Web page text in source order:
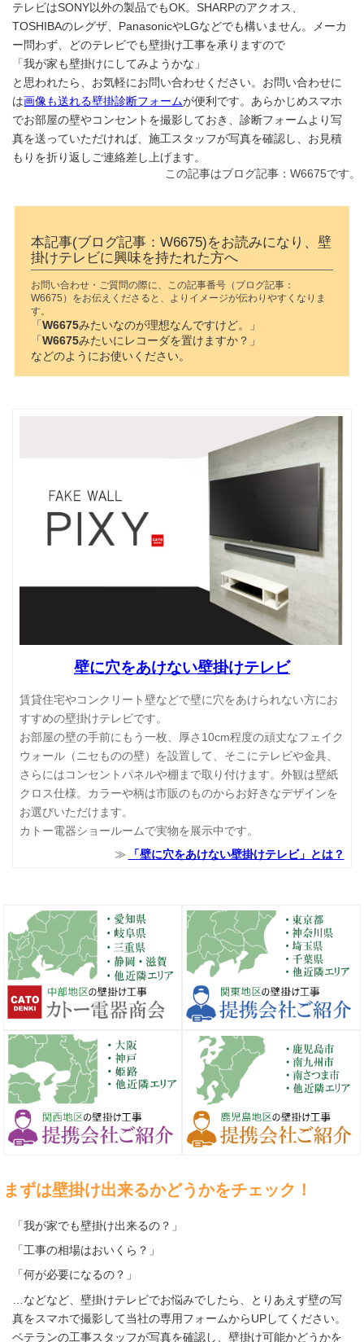
テレビはSONY以外の製品でもOK。SHARPのアクオス、
TOSHIBAのレグザ、PanasonicやLGなどでも構いません。メーカ
ー問わず、どのテレビでも壁掛け工事を承りますので
「我が家も壁掛けにしてみようかな」
と思われたら、お気軽にお問い合わせください。お問い合わせに
は画像も送れる壁掛診断フォームが便利です。あらかじめスマホ
でお部屋の壁やコンセントを撮影しておき、診断フォームより写
真を送っていただければ、施工スタッフが写真を確認し、お見積
もりを折り返しご連絡差し上げます。
この記事はブログ記事：W6675です。
本記事(ブログ記事：W6675)をお読みになり、壁
掛けテレビに興味を持たれた方へ
お問い合わせ・ご質問の際に、この記事番号（ブログ記事：
W6675）をお伝えくださると、よりイメージが伝わりやすくなりま
す。
「W6675みたいなのが理想なんですけど。」
「W6675みたいにレコーダを置けますか？」
などのようにお使いください。
壁に穴をあけない壁掛けテレビ
賃貸住宅やコンクリート壁などで壁に穴をあけられない方にお
すすめの壁掛けテレビです。
お部屋の壁の手前にもう一枚、厚さ10cm程度の頑丈なフェイク
ウォール（ニセものの壁）を設置して、そこにテレビや金具、
さらにはコンセントパネルや棚まで取り付けます。外観は壁紙
クロス仕様。カラーや柄は市販のものからお好きなデザインを
お選びいただけます。
カトー電器ショールームで実物を展示中です。
「壁に穴をあけない壁掛けテレビ」とは？
まずは壁掛け出来るかどうかをチェック！
「我が家でも壁掛け出来るの？」
「工事の相場はおいくら？」
「何が必要になるの？」
…などなど、壁掛けテレビでお悩みでしたら、とりあえず壁の写
真をスマホで撮影して当社の専用フォームからUPしてください。
ベテランの工事スタッフが写真を確認し、壁掛け可能かどうかを